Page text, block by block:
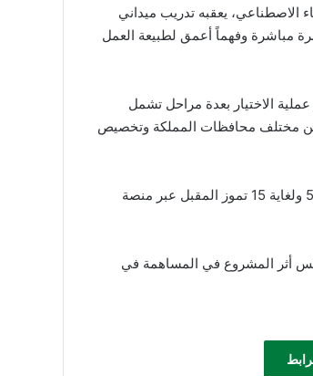
الاصطناعي، يعقبه تدريب ميداني
مباشرة وفهماً أعمق لطبيعة العمل
العمرية (22-30) عاماً، حيث تمر عملية الاختيار بعدة مراحل تشمل
من مختلف محافظات المملكة وتخصيص
ودعا الصندوق الشباب الراغبين بالمشاركة إلى تقديم طلباتهم خلال الفترة من 5 ولغاية 15 تموز المقبل عبر منصة
وشابة استفادوا من المشروع منذ اطلاقه عام ٢٠١٩ بما يعكس أثر المشروع في المساهمة في